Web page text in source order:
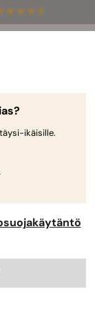
ikäisille.